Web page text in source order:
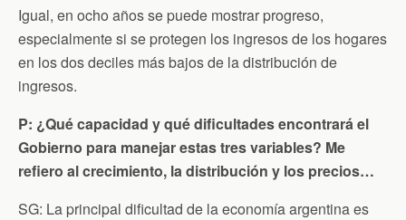
Igual, en ocho años se puede mostrar progreso,
especialmente si se protegen los ingresos de los hogares
en los dos deciles más bajos de la distribución de
ingresos.
P: ¿Qué capacidad y qué dificultades encontrará el
Gobierno para manejar estas tres variables? Me
refiero al crecimiento, la distribución y los precios…
SG: La principal dificultad de la economía argentina es